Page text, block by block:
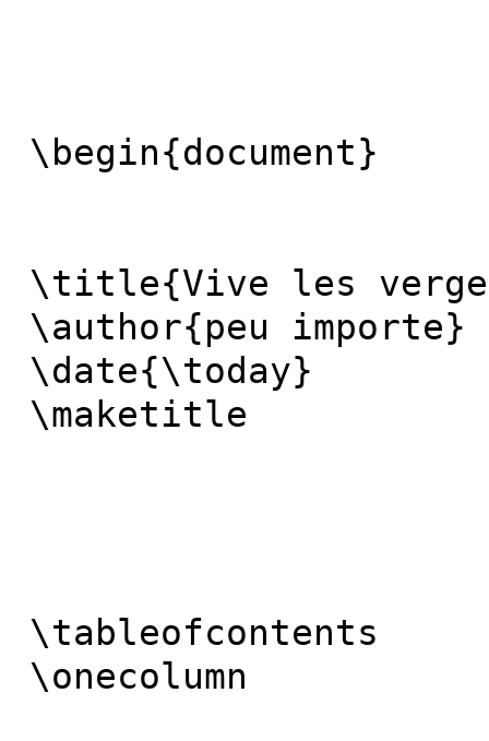
\begin{document}
\title{Vive les
\author{peu importe}
\date{\today}
\maketitle
\tableofcontents
\onecolumn